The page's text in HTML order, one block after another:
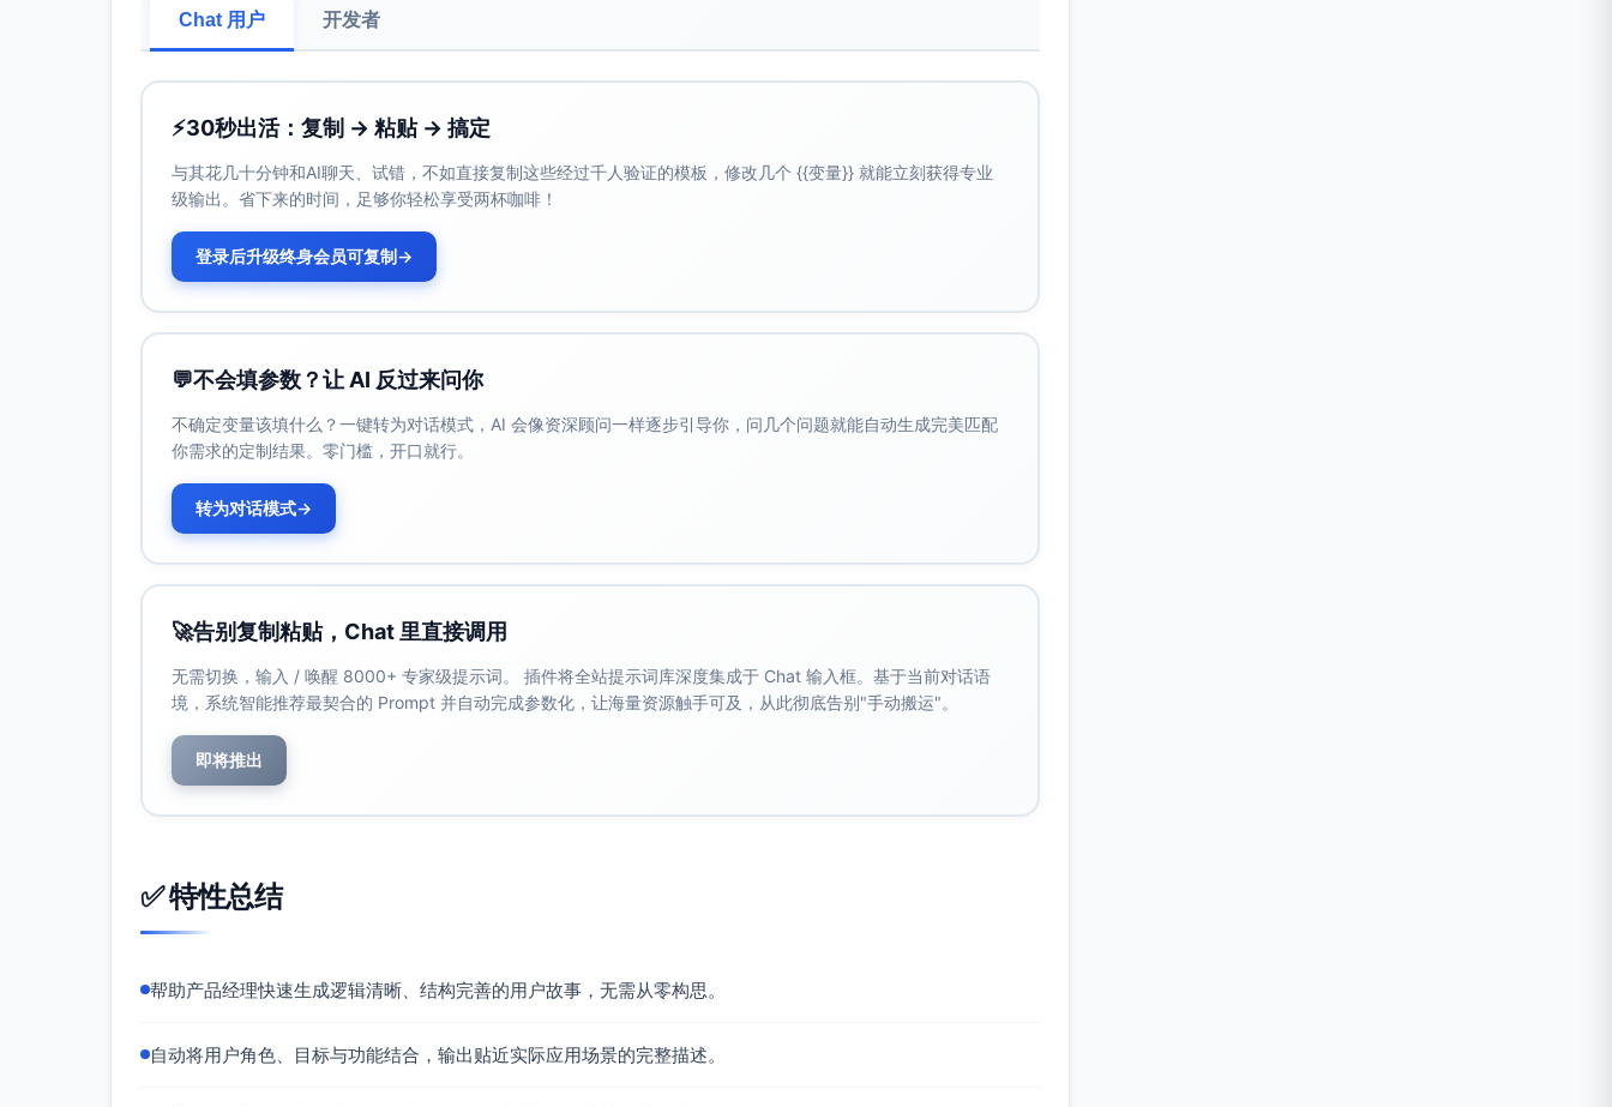
Chat 用户 开发者
⚡30秒出活：复制 → 粘贴 → 搞定
与其花几十分钟和AI聊天、试错，不如直接复制这些经过千人验证的模板，修改几个 {{变量}} 就能立刻获得专业
级输出。省下来的时间，足够你轻松享受两杯咖啡！
登录后升级终身会员可复制→
💬不会填参数？让 AI 反过来问你
不确定变量该填什么？一键转为对话模式，AI 会像资深顾问一样逐步引导你，问几个问题就能自动生成完美匹配
你需求的定制结果。零门槛，开口就行。
转为对话模式→
🚀告别复制粘贴，Chat 里直接调用
无需切换，输入 / 唤醒 8000+ 专家级提示词。 插件将全站提示词库深度集成于 Chat 输入框。基于当前对话语
境，系统智能推荐最契合的 Prompt 并自动完成参数化，让海量资源触手可及，从此彻底告别"手动搬运"。
即将推出
✅ 特性总结
帮助产品经理快速生成逻辑清晰、结构完善的用户故事，无需从零构思。
自动将用户角色、目标与功能结合，输出贴近实际应用场景的完整描述。